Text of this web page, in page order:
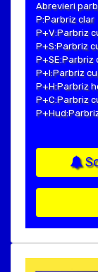
Abrevieri
P:Parbriz clar
P+V:Parbriz
P+S:Parbriz
P+SE:Parbriz
P+I:Parbriz
P+H:Parbriz
P+C:Parbriz